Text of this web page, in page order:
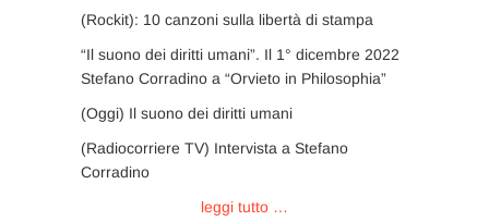
(Rockit): 10 canzoni sulla libertà di stampa
“Il suono dei diritti umani”. Il 1° dicembre 2022
Stefano Corradino a “Orvieto in Philosophia”
(Oggi) Il suono dei diritti umani
(Radiocorriere TV) Intervista a Stefano
Corradino
leggi tutto …